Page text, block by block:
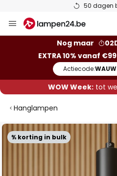
50 dagen
naar
Nog maar
EXTRA 10% vanaf
Actiecode:WAUW
WOW Week:tot
Hanglampen
% korting in bulk
Ga
naar